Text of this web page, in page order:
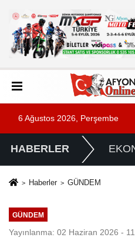
6 Ağustos 2026, Perşembe
HABERLER
Haberler GÜNDEM
GÜNDEM
Yayınlanma: 02 Haziran 2026 -